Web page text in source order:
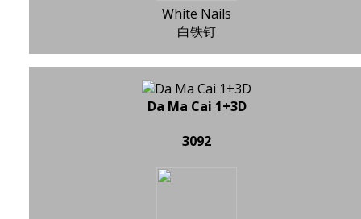
White Nails
白铁钉
Da Ma Cai 1+3D
3092